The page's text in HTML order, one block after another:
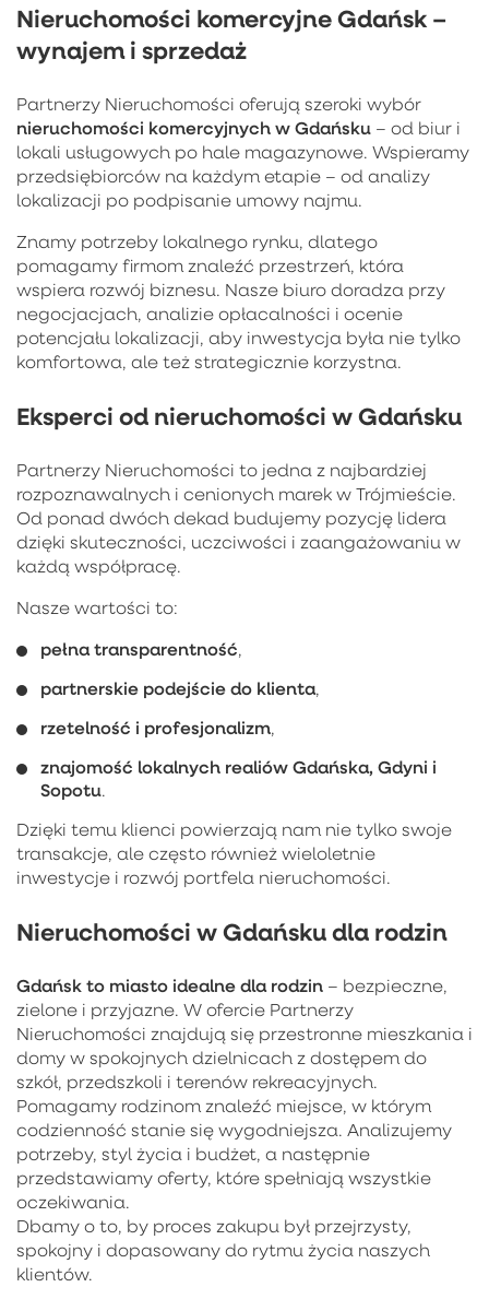
Nieruchomości komercyjne Gdańsk –
wynajem i sprzedaż
Partnerzy Nieruchomości oferują szeroki wybór
nieruchomości komercyjnych w Gdańsku – od biur i
lokali usługowych po hale magazynowe. Wspieramy
przedsiębiorców na każdym etapie – od analizy
lokalizacji po podpisanie umowy najmu.
Znamy potrzeby lokalnego rynku, dlatego
pomagamy firmom znaleźć przestrzeń, która
wspiera rozwój biznesu. Nasze biuro doradza przy
negocjacjach, analizie opłacalności i ocenie
potencjału lokalizacji, aby inwestycja była nie tylko
komfortowa, ale też strategicznie korzystna.
Eksperci od nieruchomości w Gdańsku
Partnerzy Nieruchomości to jedna z najbardziej
rozpoznawalnych i cenionych marek w Trójmieście.
Od ponad dwóch dekad budujemy pozycję lidera
dzięki skuteczności, uczciwości i zaangażowaniu w
każdą współpracę.
Nasze wartości to:
pełna transparentność,
partnerskie podejście do klienta,
rzetelność i profesjonalizm,
znajomość lokalnych realiów Gdańska, Gdyni i
Sopotu.
Dzięki temu klienci powierzają nam nie tylko swoje
transakcje, ale często również wieloletnie
inwestycje i rozwój portfela nieruchomości.
Nieruchomości w Gdańsku dla rodzin
Gdańsk to miasto idealne dla rodzin – bezpieczne,
zielone i przyjazne. W ofercie Partnerzy
Nieruchomości znajdują się przestronne mieszkania i
domy w spokojnych dzielnicach z dostępem do
szkół, przedszkoli i terenów rekreacyjnych.
Pomagamy rodzinom znaleźć miejsce, w którym
codzienność stanie się wygodniejsza. Analizujemy
potrzeby, styl życia i budżet, a następnie
przedstawiamy oferty, które spełniają wszystkie
oczekiwania.
Dbamy o to, by proces zakupu był przejrzysty,
spokojny i dopasowany do rytmu życia naszych
klientów.